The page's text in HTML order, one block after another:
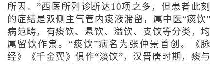
所因。”西医所列诊断达10项之多，但患者此刻
的症结是双侧主气管内痰液潴留，属中医“痰饮”
病范畴，有痰饮、悬饮、溢饮、支饮等分类，均
属留饮作祟。“痰饮”病名为张仲景首创。《脉
经》《千金翼》俱作“淡饮”，汉晋唐时期，痰与